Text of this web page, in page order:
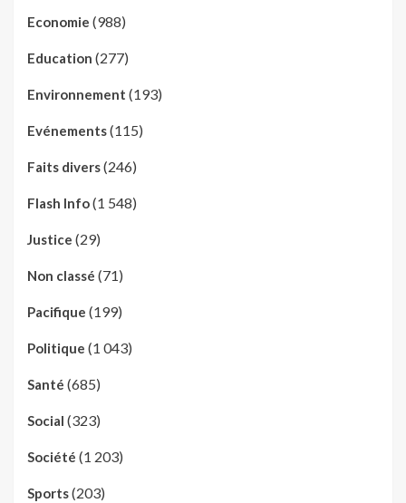
Economie (988)
Education (277)
Environnement (193)
Evénements(115)
Faits divers(246)
Flash Info(1 548)
Justice (29)
Non classé (71)
Pacifique (199)
Politique (1 043)
Santé (685)
Social (323)
Société (1 203)
Sports(203)